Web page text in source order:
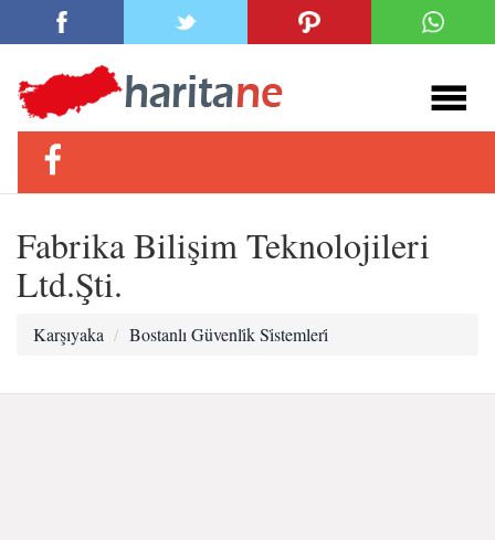
Fabrika Bilişim Teknolojileri
Ltd.Şti.
Karşıyaka Bostanlı Güvenli̇k Si̇stemleri̇